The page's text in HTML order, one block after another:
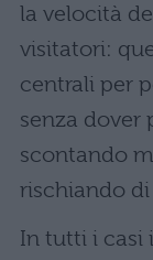
la velocità
visitatori:
centrali per
senza dover
scontando
rischiando
In tutti i casi